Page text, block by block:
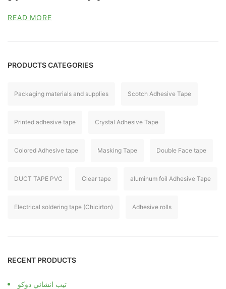
READ MORE
PRODUCTS CATEGORIES
Packaging materials and supplies Scotch Adhesive Tape
Printed adhesive tape Crystal Adhesive Tape
Colored Adhesive tape Masking Tape Double Face tape
DUCT TAPE PVC Clear tape aluminum foil Adhesive Tape
Electrical soldering tape (Chicirton) Adhesive rolls
RECENT PRODUCTS
تيب انشائي دوكو